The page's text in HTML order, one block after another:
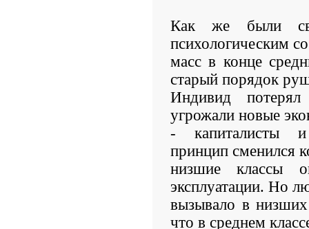
Как же были
психологическим
масс в конце
старый порядок
Индивид
угрожали новые
- капиталисты и
принцип сменился
низшие классы
эксплуатации. Но
вызывало в
что в среднем